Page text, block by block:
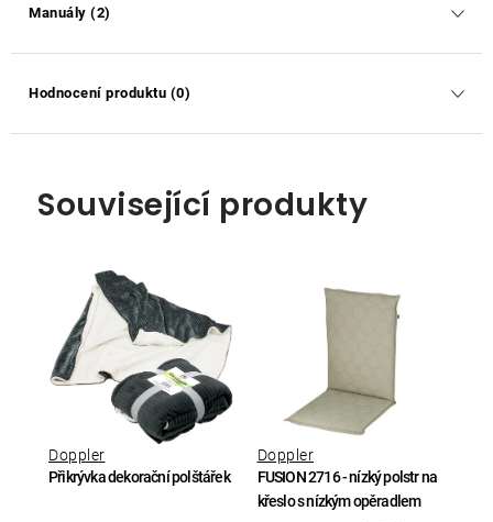
Manuály (2)
Hodnocení produktu (0)
Související produkty
Přikrývka dekorační polštářek
Doppler
FUSION 2716 - nízký polstr na
křeslo s nízkým opěradlem
Doppler